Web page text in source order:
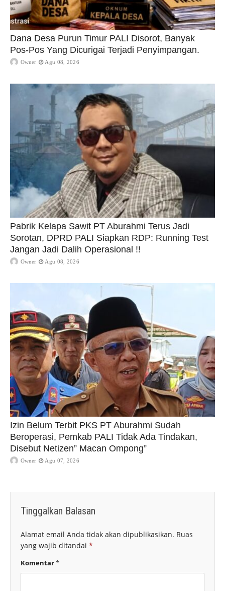
Dana Desa Purun Timur PALI Disorot, Banyak
Pos-Pos Yang Dicurigai Terjadi Penyimpangan.
Owner Agu 08, 2026
Pabrik Kelapa Sawit PT Aburahmi Terus Jadi
Sorotan, DPRD PALI Siapkan RDP: Running Test
Jangan Jadi Dalih Operasional !!
Owner Agu 08, 2026
Izin Belum Terbit PKS PT Aburahmi Sudah
Beroperasi, Pemkab PALI Tidak Ada Tindakan,
Disebut Netizen” Macan Ompong”
Owner Agu 07, 2026
Tinggalkan Balasan
Alamat email Anda tidak akan dipublikasikan. Ruas
yang wajib ditandai *
Komentar*